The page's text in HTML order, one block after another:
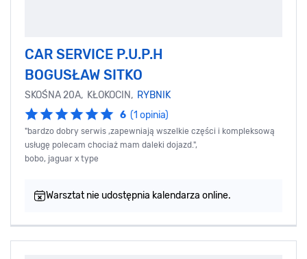
CAR SERVICE P.U.P.H
BOGUSŁAW SITKO
SKOŚNA 20A, KŁOKOCIN, RYBNIK
6 (1 opinia)
"bardzo dobry serwis ,zapewniają wszelkie części i kompleksową
usługę polecam chociaż mam daleki dojazd.",
bobo, jaguar x type
Warsztat nie udostępnia kalendarza online.